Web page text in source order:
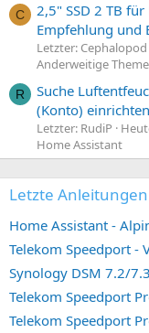
C
2,5" SSD 2 TB
Empfehlung und
Letzter: Cephalopod
Anderweitige
R
Suche
(Konto)
Letzter: RudiP
Home Assistant
Letzte Anleitungen
Home Assistant -
Telekom Speedport -
Telekom Speedport
Telekom Speedport